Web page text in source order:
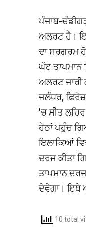
ਪੰਜਾਬ-
ਅਲਰਟ ਹੈ।
ਦਾ ਸਰਗਰਮ
ਘੱਟ ਤਾਪਮਾਨ
ਅਲਰਟ ਜਾਰੀ
ਜਲੰਧਰ,
'ਚ ਸੀਤ
ਹੇਠਾਂ ਪਹੁੰਚ
ਇਲਾਕਿਆਂ
ਦਰਜ ਕੀਤਾ
ਤਾਪਮਾਨ
ਦੇਵੇਗਾ। ਇਥੇ
10 total